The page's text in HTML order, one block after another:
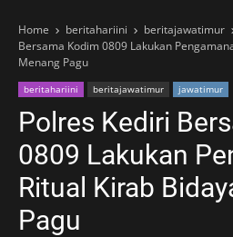
Home beritahariini beritajawatimur
Bersama Kodim 0809 Lakukan
Menang Pagu
beritahariini beritajawatimur jawatimur
Polres Kediri
0809 Lakukan
Ritual Kirab
Pagu